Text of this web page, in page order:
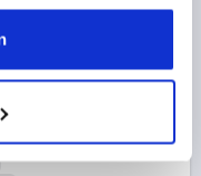
87X48, ACIER